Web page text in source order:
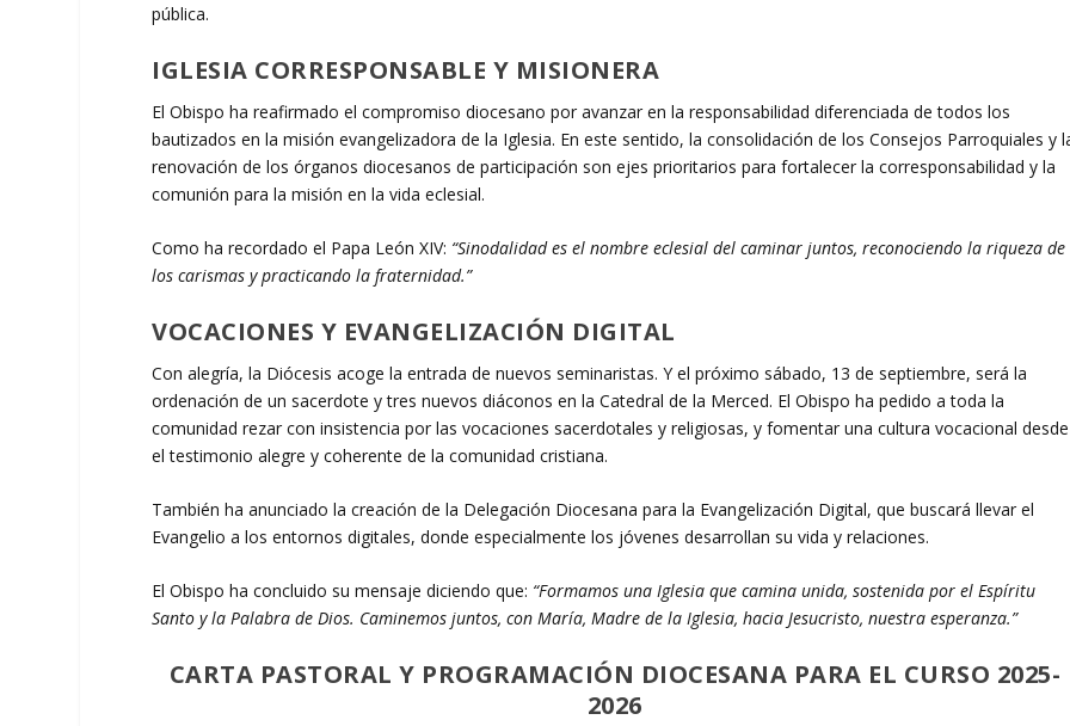
pública.
IGLESIA CORRESPONSABLE Y MISIONERA
El Obispo ha reafirmado el compromiso diocesano por avanzar en la responsabilidad diferenciada de todos los
bautizados en la misión evangelizadora de la Iglesia. En este sentido, la consolidación de los Consejos Parroquiales y
renovación de los órganos diocesanos de participación son ejes prioritarios para fortalecer la corresponsabilidad y la
comunión para la misión en la vida eclesial.
Como ha recordado el Papa León XIV: “Sinodalidad es el nombre eclesial del caminar juntos, reconociendo la riqueza de
los carismas y practicando la fraternidad.”
VOCACIONES Y EVANGELIZACIÓN DIGITAL
Con alegría, la Diócesis acoge la entrada de nuevos seminaristas. Y el próximo sábado, 13 de septiembre, será la
ordenación de un sacerdote y tres nuevos diáconos en la Catedral de la Merced. El Obispo ha pedido a toda la
comunidad rezar con insistencia por las vocaciones sacerdotales y religiosas, y fomentar una cultura vocacional desde
el testimonio alegre y coherente de la comunidad cristiana.
También ha anunciado la creación de la Delegación Diocesana para la Evangelización Digital, que buscará llevar el
Evangelio a los entornos digitales, donde especialmente los jóvenes desarrollan su vida y relaciones.
El Obispo ha concluido su mensaje diciendo que: “Formamos una Iglesia que camina unida, sostenida por el Espíritu
Santo y la Palabra de Dios. Caminemos juntos, con María, Madre de la Iglesia, hacia Jesucristo, nuestra esperanza.”
CARTA PASTORAL Y PROGRAMACIÓN DIOCESANA PARA EL CURSO 2025-
2026